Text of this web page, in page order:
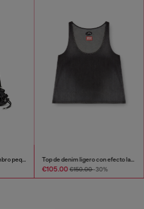
Scrunch-D-Bolso de hombro pequeño de cuero arrugado Top de denim ligero con efecto lavado
€105.00€150.00-30%